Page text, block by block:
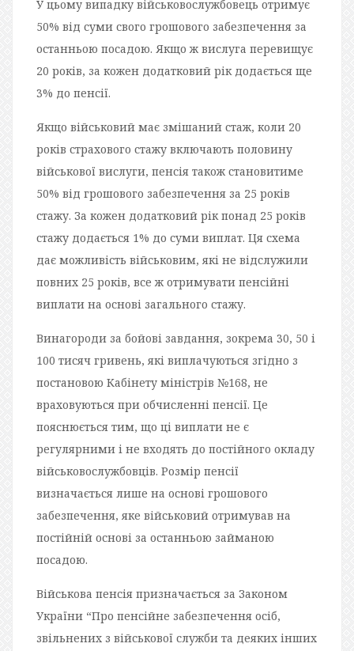
У цьому випадку військовослужбовець отримує
50% від суми свого грошового забезпечення за
останньою посадою. Якщо ж вислуга перевищує
20 років, за кожен додатковий рік додається ще
3% до пенсії.
Якщо військовий має змішаний стаж, коли 20
років страхового стажу включають половину
військової вислуги, пенсія також становитиме
50% від грошового забезпечення за 25 років
стажу. За кожен додатковий рік понад 25 років
стажу додається 1% до суми виплат. Ця схема
дає можливість військовим, які не відслужили
повних 25 років, все ж отримувати пенсійні
виплати на основі загального стажу.
Винагороди за бойові завдання, зокрема 30, 50 і
100 тисяч гривень, які виплачуються згідно з
постановою Кабінету міністрів №168, не
враховуються при обчисленні пенсії. Це
пояснюється тим, що ці виплати не є
регулярними і не входять до постійного окладу
військовослужбовців. Розмір пенсії
визначається лише на основі грошового
забезпечення, яке військовий отримував на
постійній основі за останньою займаною
посадою.
Військова пенсія призначається за Законом
України “Про пенсійне забезпечення осіб,
звільнених з військової служби та деяких інших